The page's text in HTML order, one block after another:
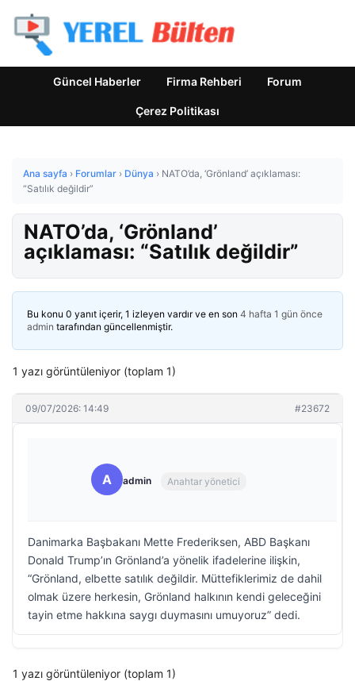
Güncel Haberler Firma Rehberi Forum
Çerez Politikası
Ana sayfa › Forumlar › Dünya › NATO’da, ‘Grönland’ açıklaması:
“Satılık değildir”
NATO’da, ‘Grönland’
açıklaması: “Satılık değildir”
Bu konu 0 yanıt içerir, 1 izleyen vardır ve en son 4 hafta 1 gün önce
admin tarafından güncellenmiştir.
1 yazı görüntüleniyor (toplam 1)
09/07/2026: 14:49 #23672
A admin Anahtar yönetici
Danimarka Başbakanı Mette Frederiksen, ABD Başkanı
Donald Trump’ın Grönland’a yönelik ifadelerine ilişkin,
“Grönland, elbette satılık değildir. Müttefiklerimiz de dahil
olmak üzere herkesin, Grönland halkının kendi geleceğini
tayin etme hakkına saygı duymasını umuyoruz” dedi.
1 yazı görüntüleniyor (toplam 1)